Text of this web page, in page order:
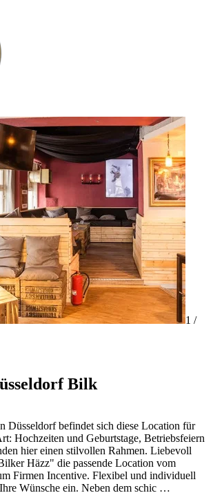
1 /
Bilk
Düsseldorf befindet sich diese Location für
Hochzeiten und Geburtstage, Betriebsfeiern
hier einen stilvollen Rahmen. Liebevoll
Häzz" die passende Location vom
Firmen Incentive. Flexibel und individuell
Wünsche ein. Neben dem schic …